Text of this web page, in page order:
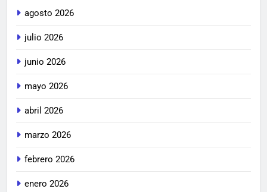
agosto 2026
julio 2026
junio 2026
mayo 2026
abril 2026
marzo 2026
febrero 2026
enero 2026